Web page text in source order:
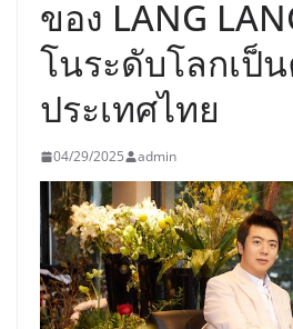
ของ LANG
โนระดับโลกเป็
ประเทศไทย
04/29/2025 admin